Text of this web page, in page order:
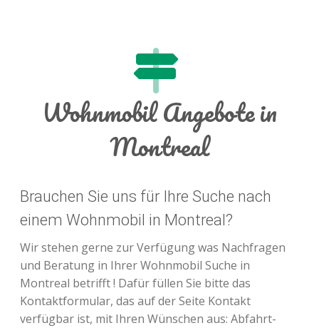
Wohnmobil Angebote in
Montreal
Brauchen Sie uns für Ihre Suche nach
einem Wohnmobil in Montreal?
Wir stehen gerne zur Verfügung was Nachfragen
und Beratung in Ihrer Wohnmobil Suche in
Montreal betrifft ! Dafür füllen Sie bitte das
Kontaktformular, das auf der Seite Kontakt
verfügbar ist, mit Ihren Wünschen aus: Abfahrt-